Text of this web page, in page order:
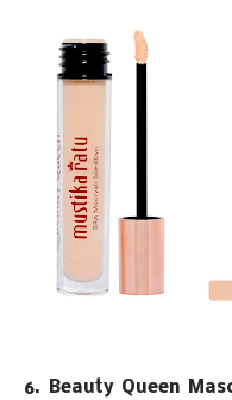
6. Beauty Queen